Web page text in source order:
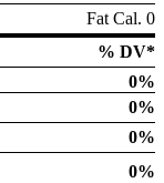
Fat Cal. 0
% DV*
0%
0%
0%
0%